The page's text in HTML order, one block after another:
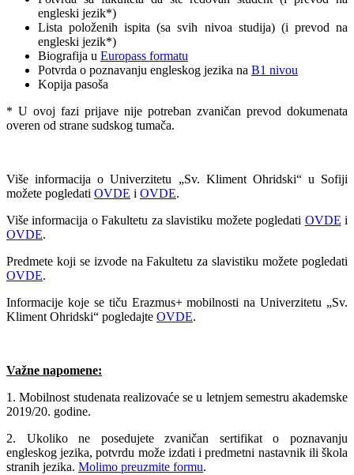
engleski jezik*)
Lista položenih ispita (sa svih nivoa studija) (i prevod na
engleski jezik*)
Biografija u Europass formatu
Potvrda o poznavanju engleskog jezika na B1 nivou
Kopija pasoša
* U ovoj fazi prijave nije potreban zvaničan prevod dokumenata
overen od strane sudskog tumača.
Više informacija o Univerzitetu „Sv. Kliment Ohridski“ u Sofiji
možete pogledati OVDE i OVDE.
Više informacija o Fakultetu za slavistiku možete pogledati OVDE i
OVDE.
Predmete koji se izvode na Fakultetu za slavistiku možete pogledati
OVDE.
Informacije koje se tiču Erazmus+ mobilnosti na Univerzitetu „Sv.
Kliment Ohridski“ pogledajte OVDE.
Važne napomene:
1. Mobilnost studenata realizovaće se u letnjem semestru akademske
2019/20. godine.
2. Ukoliko ne posedujete zvaničan sertifikat o poznavanju
engleskog jezika, potvrdu može izdati i predmetni nastavnik ili škola
stranih jezika. Molimo preuzmite formu.